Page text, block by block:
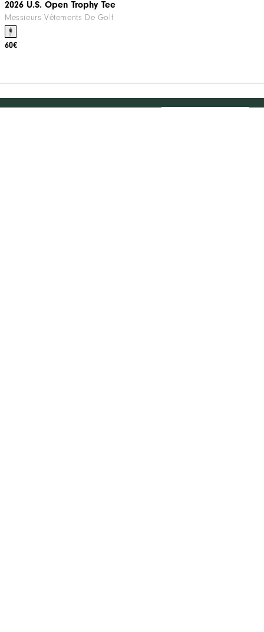
2026 U.S. Open Trophy Tee
Messieurs Vêtements De Golf
60€